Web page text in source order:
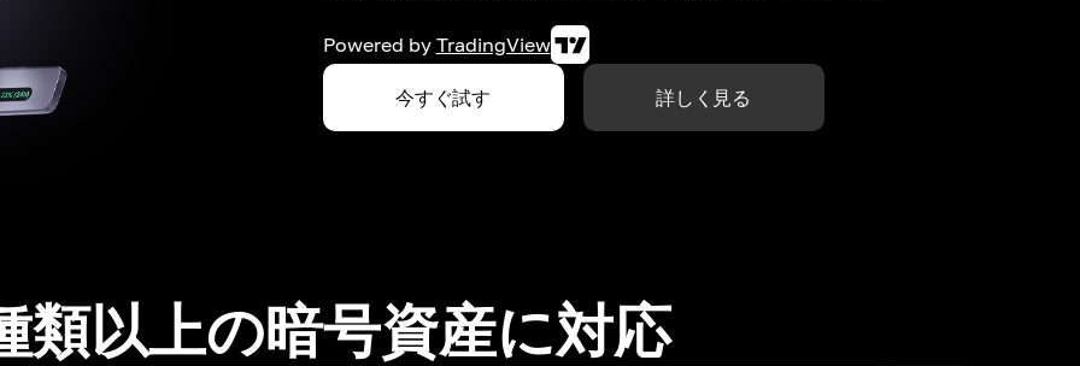
Powered by TradingView
今すぐ試す 詳しく見る
類以上の暗号資産に対応